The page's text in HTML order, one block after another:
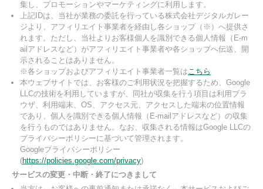
集し、プロモーションやマーケティングに利用します。
上記IDは、当社が業務の委託を行っている株式会社デジタルガレー
ジより、アフィリエイト事業者を経由し各ショップ（※）へ提供さ
れます。ただし、当社よりお客様個人を識別できる個人情報（E-m
ailアドレスなど）がアフィリエイト事業者や各ショップへ伝送、開
示されることはありません。
※各ショップおよびアフィリエイト事業者一覧はこちら
本ウェブサイトでは、お客様のご利用状況を把握するため、Google
LLCの技術を利用していますが、同社が収集を行う項目は利用ブラ
ウザ、利用端末、OS、アクセス元、アクセスした端末の位置情報
であり、個人を識別できる個人情報（E-mailアドレスなど）の収集
を行うものではありません。なお、収集される情報はGoogle LLCの
プライバシーポリシーに基づいて管理されます。
Googleプライバシーポリシー
(https://policies.google.com/privacy)
サービスの変更・中断・終了につきまして